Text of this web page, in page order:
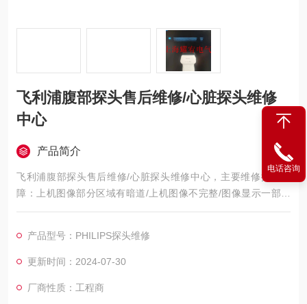
飞利浦腹部探头售后维修/心脏探头维修
中心
产品简介
飞利浦腹部探头售后维修/心脏探头维修中心，主要维修探头故
障：上机图像部分区域有暗道/上机图像不完整/图像显示一部分
图像有黑影 图像不良，如：暗道、黑影、黑屏、重影、缺失、模
部探头维修，如：声透镜破损脱落/起泡、外壳爆裂、线套破损、
电缆线断、油囊***、漏油，等；功能不良，如：二维转三维电机
产品型号：PHILIPS探头维修
更新时间：2024-07-30
厂商性质：工程商
电话咨询